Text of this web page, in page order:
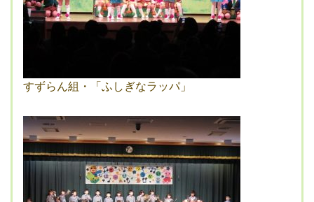
すずらん組・「ふしぎなラッパ」